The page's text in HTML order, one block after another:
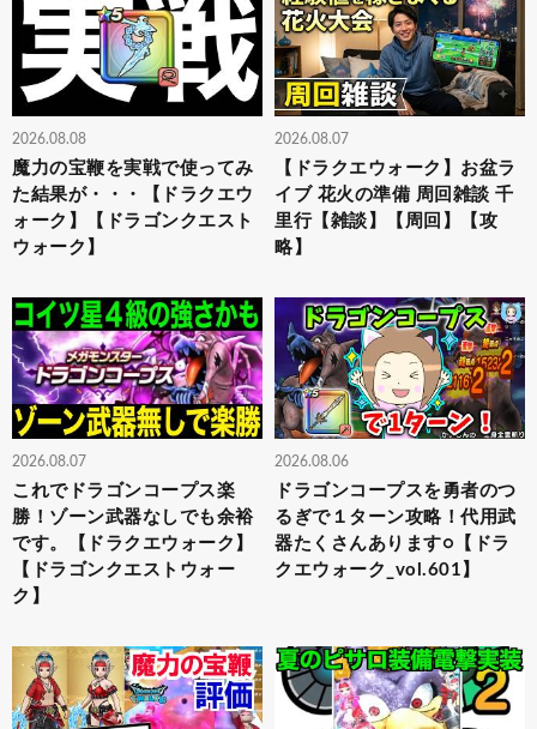
2026.08.08
魔力の宝鞭を実戦で使ってみ
た結果が・・・【ドラクエウ
ォーク】【ドラゴンクエスト
ウォーク】
2026.08.07
【ドラクエウォーク】お盆ラ
イブ 花火の準備 周回雑談 千
里行【雑談】【周回】【攻
略】
2026.08.07
これでドラゴンコープス楽
勝！ゾーン武器なしでも余裕
です。【ドラクエウォーク】
【ドラゴンクエストウォー
ク】
2026.08.06
ドラゴンコープスを勇者のつ
るぎで１ターン攻略！代用武
器たくさんあります○【ドラ
クエウォーク_vol.601】